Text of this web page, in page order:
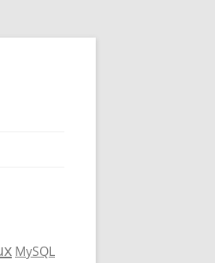
MySQL